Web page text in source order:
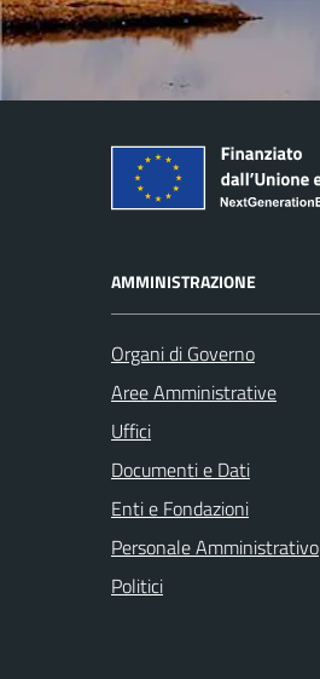
AMMINISTRAZIONE
Organi di Governo
Aree Amministrative
Uffici
Documenti e Dati
Enti e Fondazioni
Personale Amministrativo
Politici